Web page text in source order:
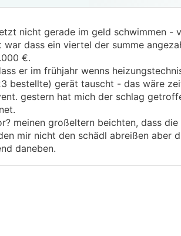
nicht gerade im geld schwimmen -
dass ein viertel der summe
€.
er im frühjahr wenns
bestellte) gerät tauscht - das wäre
gestern hat mich der schlag
meinen großeltern beichten, dass
mir nicht den schädl abreißen aber
daneben.